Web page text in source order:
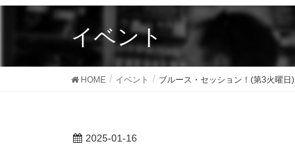
イベント
HOME イベント ブルース・セッション！(第3火曜日)
2025-01-16